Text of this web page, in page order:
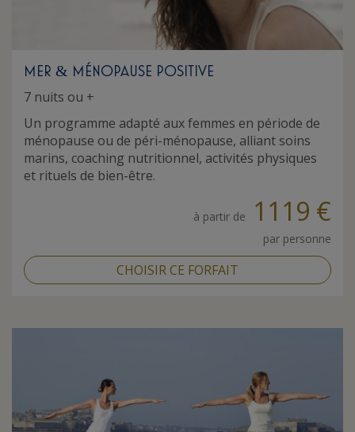
MER & MÉNOPAUSE POSITIVE
7 nuits ou +
Un programme adapté aux femmes en période de
ménopause ou de péri-ménopause, alliant soins
marins, coaching nutritionnel, activités physiques
et rituels de bien-être.
à partir de 1119 €
par personne
CHOISIR CE FORFAIT